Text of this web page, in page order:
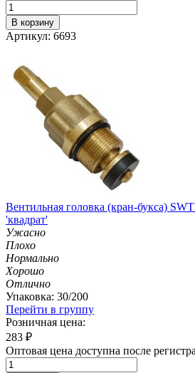
В корзину
Артикул: 6693
Вентильная головка (кран-букса)
'квадрат'
Ужасно
Плохо
Нормально
Хорошо
Отлично
Упаковка: 30/200
Перейти в группу
Розничная цена:
283 ₽
Оптовая цена доступна после